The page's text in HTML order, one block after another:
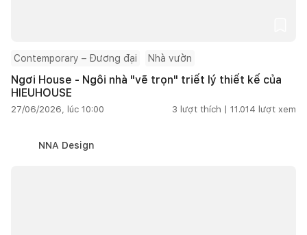
Contemporary – Đương đại Nhà vườn
Ngơi House - Ngôi nhà "vẽ trọn" triết lý thiết kế của
HIEUHOUSE
27/06/2026, lúc 10:00 3 lượt thích | 11.014 lượt xem
NNA Design